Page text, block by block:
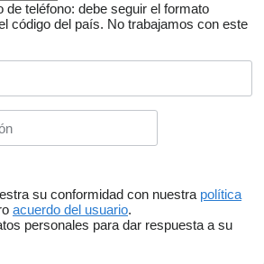
de teléfono: debe seguir el formato
código del país. No trabajamos con este
su conformidad con nuestra política
acuerdo del usuario.
personales para dar respuesta a su